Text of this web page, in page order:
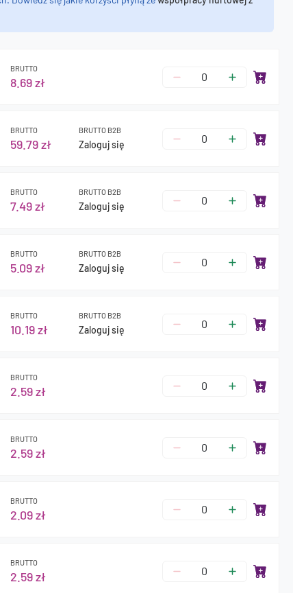
BRUTTO
8.69 zł
BRUTTO
59.79 zł
BRUTTO B2B
Zaloguj się
BRUTTO
7.49 zł
BRUTTO B2B
Zaloguj się
BRUTTO
5.09 zł
BRUTTO B2B
Zaloguj się
BRUTTO
10.19 zł
BRUTTO B2B
Zaloguj się
BRUTTO
2.59 zł
BRUTTO
2.59 zł
BRUTTO
2.09 zł
BRUTTO
2.59 zł